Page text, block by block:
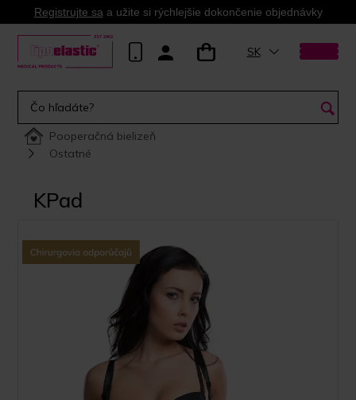
Registrujte sa a užite si rýchlejšie dokončenie objednávky
SK
Pooperačná bielizeň
Ostatné
KPad